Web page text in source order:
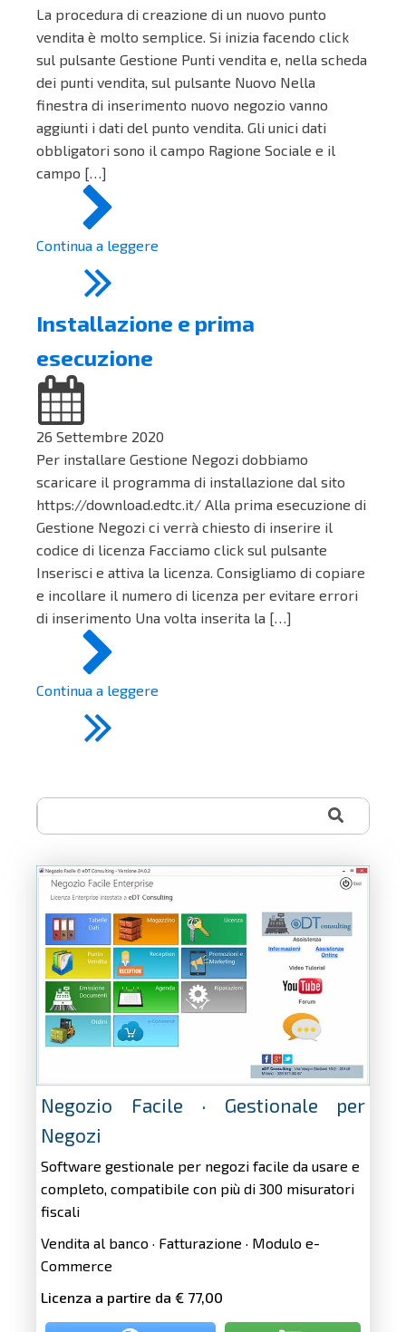
Negozio Facile · Gestionale per
Negozi
Software gestionale per negozi facile da usare e
completo, compatibile con più di 300 misuratori
fiscali
Vendita al banco · Fatturazione · Modulo e-
Commerce
Licenza a partire da € 77,00
La procedura di creazione di un nuovo punto
vendita è molto semplice. Si inizia facendo click
sul pulsante Gestione Punti vendita e, nella scheda
dei punti vendita, sul pulsante Nuovo Nella
finestra di inserimento nuovo negozio vanno
aggiunti i dati del punto vendita. Gli unici dati
obbligatori sono il campo Ragione Sociale e il
campo […]
Continua a leggere
Installazione e prima
esecuzione
26 Settembre 2020
Per installare Gestione Negozi dobbiamo
scaricare il programma di installazione dal sito
https://download.edtc.it/ Alla prima esecuzione di
Gestione Negozi ci verrà chiesto di inserire il
codice di licenza Facciamo click sul pulsante
Inserisci e attiva la licenza. Consigliamo di copiare
e incollare il numero di licenza per evitare errori
di inserimento Una volta inserita la […]
Continua a leggere